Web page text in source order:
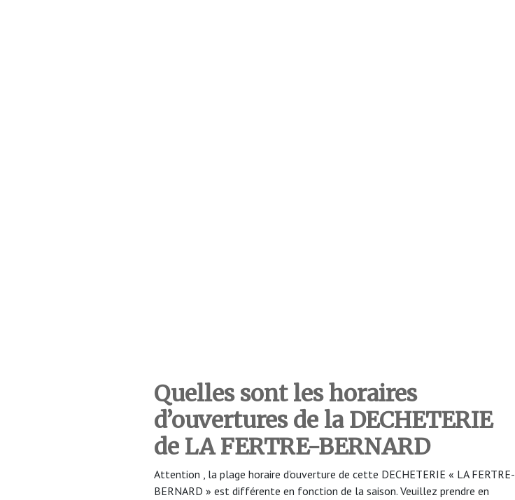
Quelles sont les horaires
d’ouvertures de la DECHETERIE
de LA FERTRE-BERNARD
Attention , la plage horaire d’ouverture de cette DECHETERIE « LA FERTRE-
BERNARD » est différente en fonction de la saison. Veuillez prendre en